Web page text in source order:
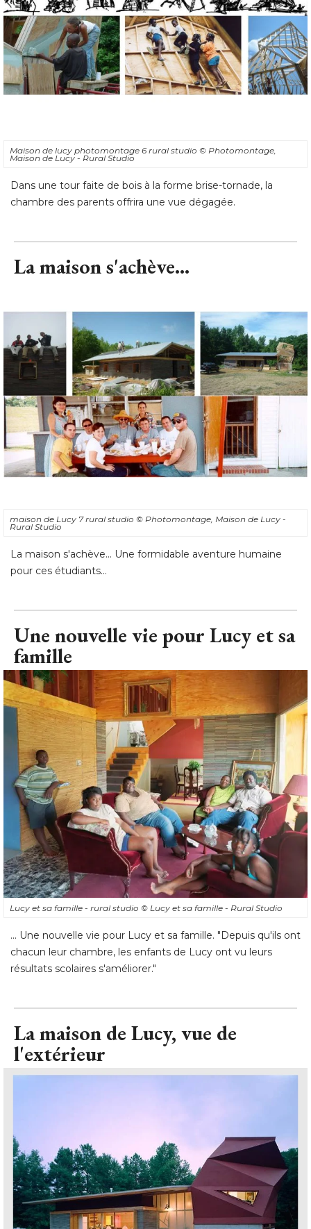
Maison de lucy photomontage 6 rural studio © Photomontage,
Maison de Lucy - Rural Studio
Dans une tour faite de bois à la forme brise-tornade, la
chambre des parents offrira une vue dégagée.
La maison s'achève...
maison de Lucy 7 rural studio © Photomontage, Maison de Lucy -
Rural Studio
La maison s'achève... Une formidable aventure humaine
pour ces étudiants...
Une nouvelle vie pour Lucy et sa
famille
Lucy et sa famille - rural studio © Lucy et sa famille - Rural Studio
... Une nouvelle vie pour Lucy et sa famille. "Depuis qu'ils ont
chacun leur chambre, les enfants de Lucy ont vu leurs
résultats scolaires s'améliorer."
La maison de Lucy, vue de
l'extérieur